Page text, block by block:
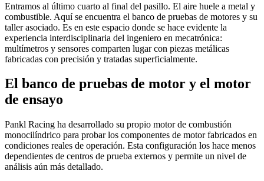
Entramos al último cuarto al final del pasillo. El aire huele a metal y
combustible. Aquí se encuentra el banco de pruebas de motores y su
taller asociado. Es en este espacio donde se hace evidente la
experiencia interdisciplinaria del ingeniero en mecatrónica:
multímetros y sensores comparten lugar con piezas metálicas
fabricadas con precisión y tratadas superficialmente.
El banco de pruebas de motor y el motor
de ensayo
Pankl Racing ha desarrollado su propio motor de combustión
monocilíndrico para probar los componentes de motor fabricados en
condiciones reales de operación. Esta configuración los hace menos
dependientes de centros de prueba externos y permite un nivel de
análisis aún más detallado.